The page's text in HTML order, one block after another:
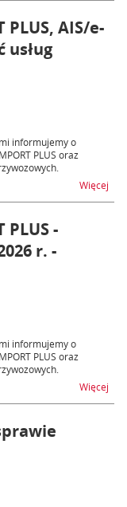
PLUS, AIS/e-
usług
informujemy o
PLUS oraz
Więcej
PLUS -
r. -
informujemy o
PLUS oraz
Więcej